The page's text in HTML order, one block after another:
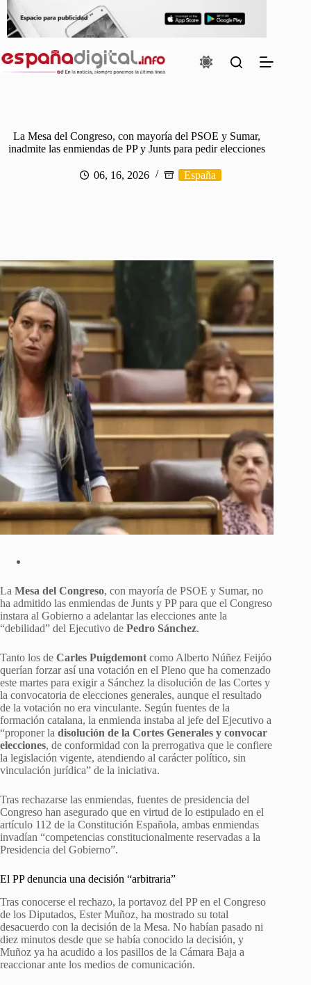
contenido
La Mesa del Congreso, con mayoría del PSOE y Sumar,
inadmite las enmiendas de PP y Junts para pedir elecciones
06, 16, 2026 España
La Mesa del Congreso, con mayoría de PSOE y Sumar, no
ha admitido las enmiendas de Junts y PP para que el Congreso
instara al Gobierno a adelantar las elecciones ante la
“debilidad” del Ejecutivo de Pedro Sánchez.
Tanto los de Carles Puigdemont como Alberto Núñez Feijóo
querían forzar así una votación en el Pleno que ha comenzado
este martes para exigir a Sánchez la disolución de las Cortes y
la convocatoria de elecciones generales, aunque el resultado
de la votación no era vinculante. Según fuentes de la
formación catalana, la enmienda instaba al jefe del Ejecutivo a
“proponer la disolución de la Cortes Generales y convocar
elecciones, de conformidad con la prerrogativa que le confiere
la legislación vigente, atendiendo al carácter político, sin
vinculación jurídica” de la iniciativa.
Tras rechazarse las enmiendas, fuentes de presidencia del
Congreso han asegurado que en virtud de lo estipulado en el
artículo 112 de la Constitución Española, ambas enmiendas
invadían “competencias constitucionalmente reservadas a la
Presidencia del Gobierno”.
El PP denuncia una decisión “arbitraria”
Tras conocerse el rechazo, la portavoz del PP en el Congreso
de los Diputados, Ester Muñoz, ha mostrado su total
desacuerdo con la decisión de la Mesa. No habían pasado ni
diez minutos desde que se había conocido la decisión, y
Muñoz ya ha acudido a los pasillos de la Cámara Baja a
reaccionar ante los medios de comunicación.